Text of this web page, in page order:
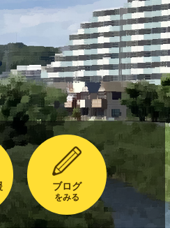
ブログ
をみる